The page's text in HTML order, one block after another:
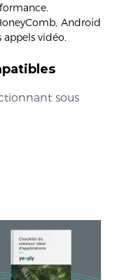
Android
appels vidéo.
sous